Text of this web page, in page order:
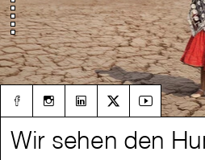
Wir sehen den
Wir sehen den